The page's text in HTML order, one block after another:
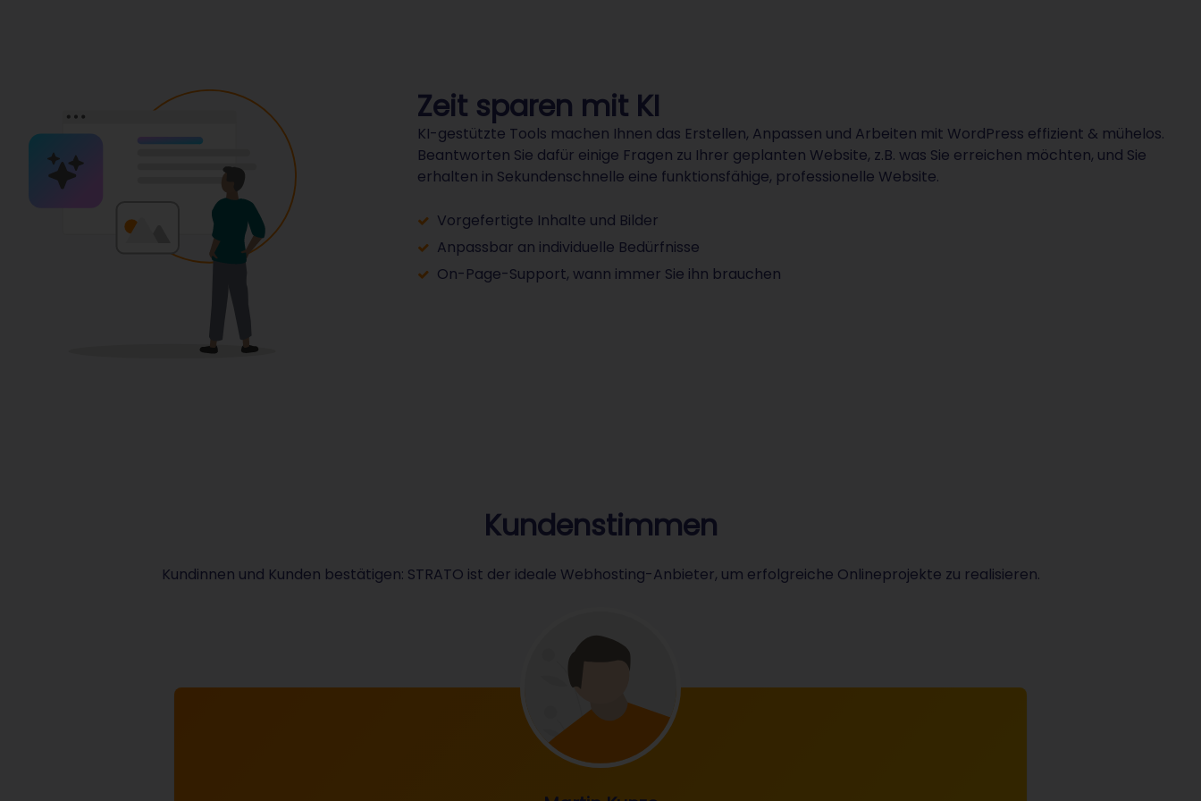
Zeit sparen mit KI
KI-gestützte Tools machen Ihnen das Erstellen, Anpassen und Arbeiten mit WordPress effizient & mühelos.
Beantworten Sie dafür einige Fragen zu Ihrer geplanten Website, z.B. was Sie erreichen möchten, und Sie
erhalten in Sekundenschnelle eine funktionsfähige, professionelle Website.
Vorgefertigte Inhalte und Bilder
Anpassbar an individuelle Bedürfnisse
On-Page-Support, wann immer Sie ihn brauchen
Kundenstimmen
Kundinnen und Kunden bestätigen: STRATO ist der ideale Webhosting-Anbieter, um erfolgreiche Onlineprojekte zu realisieren.